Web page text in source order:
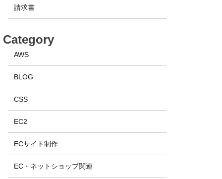
請求書
Category
AWS
BLOG
CSS
EC2
ECサイト制作
EC・ネットショップ関連